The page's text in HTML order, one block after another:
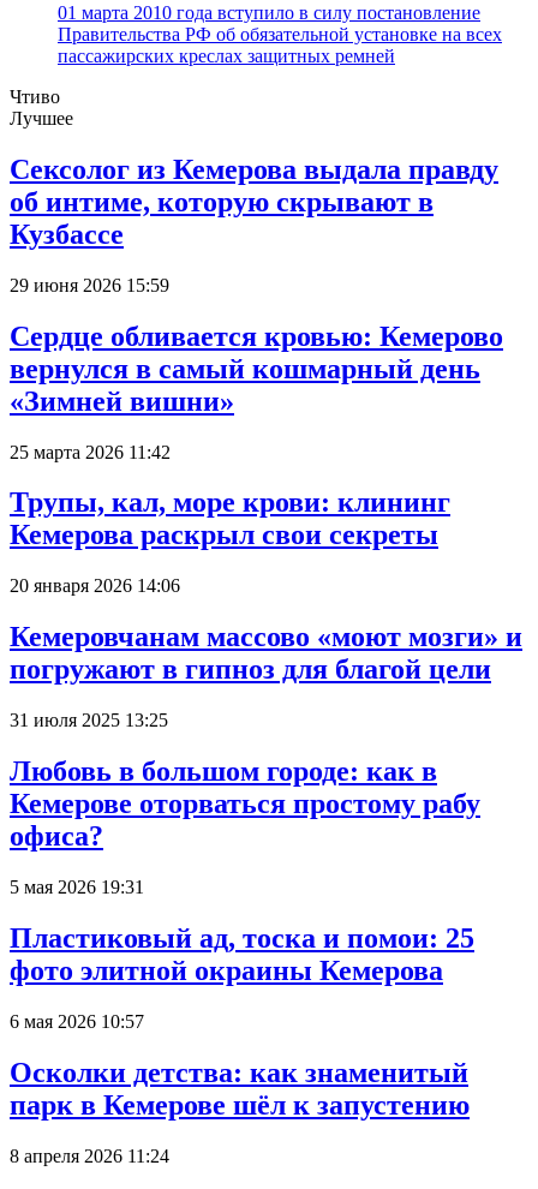
01 марта 2010 года вступило в силу постановление
Правительства РФ об обязательной установке на всех
пассажирских креслах защитных ремней
Чтиво
Лучшее
Сексолог из Кемерова выдала правду
об интиме, которую скрывают в
Кузбассе
29 июня 2026 15:59
Сердце обливается кровью: Кемерово
вернулся в самый кошмарный день
«Зимней вишни»
25 марта 2026 11:42
Трупы, кал, море крови: клининг
Кемерова раскрыл свои секреты
20 января 2026 14:06
Кемеровчанам массово «моют мозги» и
погружают в гипноз для благой цели
31 июля 2025 13:25
Любовь в большом городе: как в
Кемерове оторваться простому рабу
офиса?
5 мая 2026 19:31
Пластиковый ад, тоска и помои: 25
фото элитной окраины Кемерова
6 мая 2026 10:57
Осколки детства: как знаменитый
парк в Кемерове шёл к запустению
8 апреля 2026 11:24